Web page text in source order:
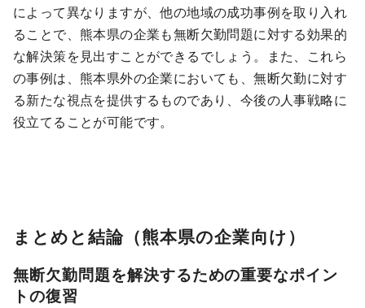
によって異なりますが、他の地域の成功事例を取り入れ
ることで、熊本県の企業も無断欠勤問題に対する効果的
な解決策を見出すことができるでしょう。また、これら
の事例は、熊本県外の企業においても、無断欠勤に対す
る新たな視点を提供するものであり、今後の人事戦略に
役立てることが可能です。
まとめと結論（熊本県の企業向け）
無断欠勤問題を解決するための重要なポイン
トの復習